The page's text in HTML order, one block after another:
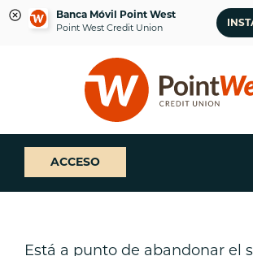
Banca Móvil Point West
Point West Credit Union
sesión
banca
web
¿Qué
podemos
ayudarte
a
ACCESO
Está a punto de abandonar el